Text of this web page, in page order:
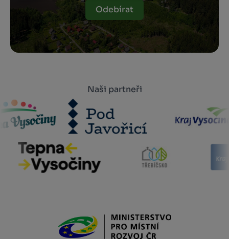
Odebírat
Naši partneři